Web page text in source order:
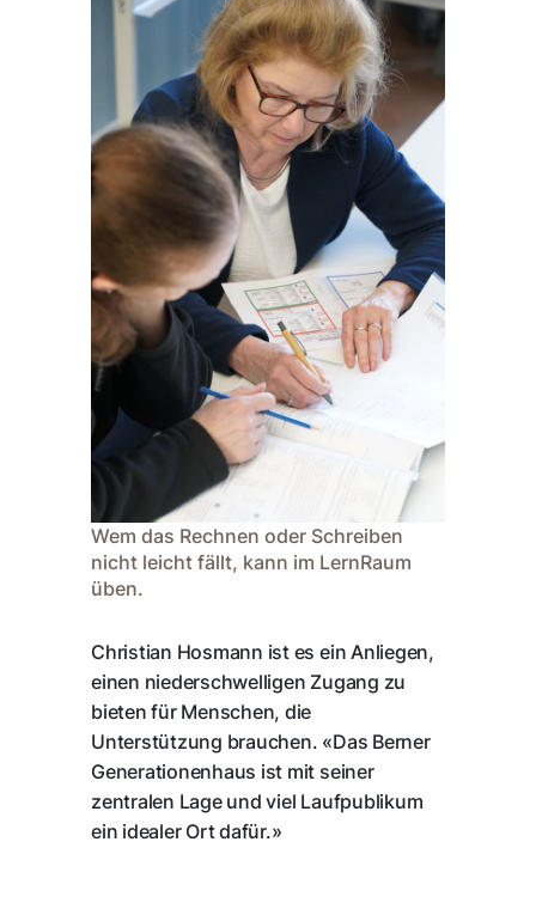
Wem das Rechnen oder Schreiben
nicht leicht fällt, kann im LernRaum
üben.
Christian Hosmann ist es ein Anliegen,
einen niederschwelligen Zugang zu
bieten für Menschen, die
Unterstützung brauchen. «Das Berner
Generationenhaus ist mit seiner
zentralen Lage und viel Laufpublikum
ein idealer Ort dafür.»